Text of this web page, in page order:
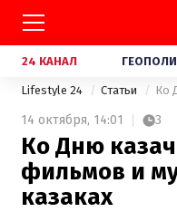
24 КАНАЛ
Lifestyle 24 Статьи
14 октября, 14:01 3
Ко Дню
фильмов и
казаках